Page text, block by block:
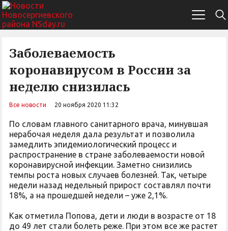
Заболеваемость
коронавирусом в России за
неделю снизилась
Все новости 20 ноября 2020 11:32
По словам главного санитарного врача, минувшая
нерабочая неделя дала результат и позволила
замедлить эпидемиологический процесс и
распространение в стране заболеваемости новой
коронавирусной инфекции. Заметно снизились
темпы роста новых случаев болезней. Так, четыре
недели назад недельный прирост составлял почти
18%, а на прошедшей недели – уже 2,1%.
Как отметила Попова, дети и люди в возрасте от 18
до 49 лет стали болеть реже. При этом все же растет